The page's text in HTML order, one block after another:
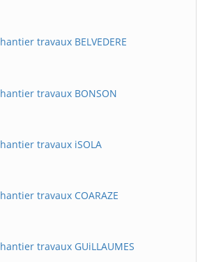
travaux BELVEDERE
travaux BONSON
travaux iSOLA
travaux COARAZE
travaux GUiLLAUMES